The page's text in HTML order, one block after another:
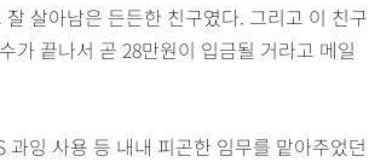
살아남은 든든한 친구였다. 그리고 이 친구
가 끝나서 곧 28만원이 입금될 거라고 메일
잉 사용 등 내내 피곤한 임무를 맡아주었던